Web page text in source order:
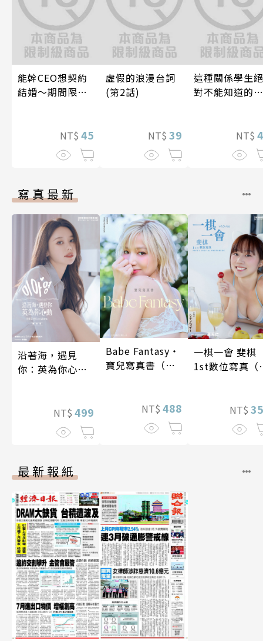
能幹CEO想契約
結婚～期間限定
NT$ 45
虛假的浪漫台詞
(第2話)
NT$ 39
這種關係學生絕
對不能知道的
兩人是甜蜜的現
在進行式～ 04
NT$
寫真最新
沿著海，遇見
你：英為你心動
NT$ 499
Babe Fantasy‧
寶兒寫真書（加
NT$ 488
一棋一會 斐棋
1st數位寫真（
NT$
最新報紙